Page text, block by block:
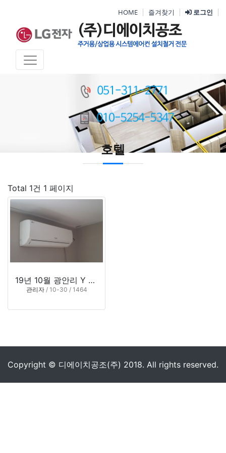
HOME 즐겨찾기 로그인
호텔
Total 1건 1 페이지
19년 10월 광안리 Y 모텔
관리자/ 10-30 / 1464
Copyright © 디에이치공조(주) 2018. All rights reserved.